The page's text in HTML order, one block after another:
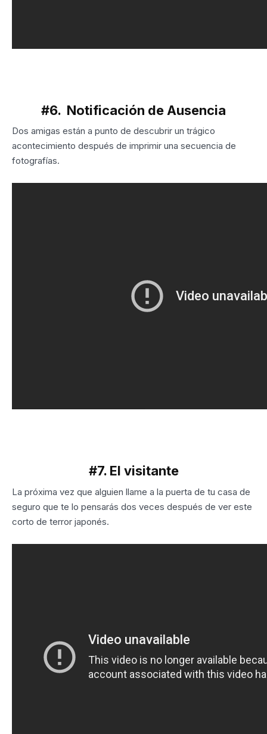
#6. Notificación de Ausencia
Dos amigas están a punto de descubrir un trágico
acontecimiento después de imprimir una secuencia de
fotografías.
#7. El visitante
La próxima vez que alguien llame a la puerta de tu casa de
seguro que te lo pensarás dos veces después de ver este
corto de terror japonés.